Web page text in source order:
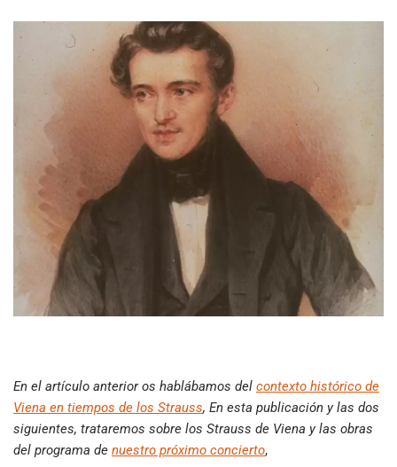
En el artículo anterior os hablábamos del contexto histórico de
Viena en tiempos de los Strauss, En esta publicación y las dos
siguientes, trataremos sobre los Strauss de Viena y las obras
del programa de nuestro próximo concierto,